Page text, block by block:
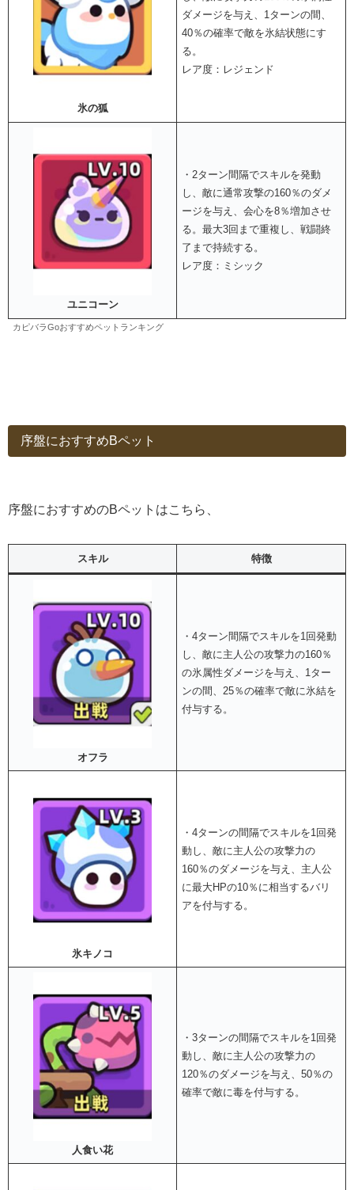
氷の狐
ダメージを与え、1ターンの間、
40％の確率で敵を氷結状態にす
る。
レア度：レジェンド
ユニコーン
・2ターン間隔でスキルを発動
し、敵に通常攻撃の160％のダメ
ージを与え、会心を8％増加させ
る。最大3回まで重複し、戦闘終
了まで持続する。
レア度：ミシック
カピバラGoおすすめペットランキング
序盤におすすめBペット
序盤におすすめのBペットはこちら、
スキル 特徴
オフラ
・4ターン間隔でスキルを1回発動
し、敵に主人公の攻撃力の160％
の氷属性ダメージを与え、1ター
ンの間、25％の確率で敵に氷結を
付与する。
氷キノコ
・4ターンの間隔でスキルを1回発
動し、敵に主人公の攻撃力の
160％のダメージを与え、主人公
に最大HPの10％に相当するバリ
アを付与する。
人食い花
・3ターンの間隔でスキルを1回発
動し、敵に主人公の攻撃力の
120％のダメージを与え、50％の
確率で敵に毒を付与する。